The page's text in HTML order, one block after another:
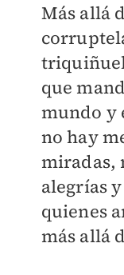
Más allá
que
mundo y
no hay
miradas,
alegrías
quienes
más allá